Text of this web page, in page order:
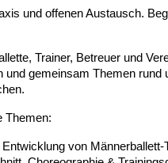
und offenen Austausch.
Trainer, Betreuer und
gemeinsam Themen rund
Themen:
von